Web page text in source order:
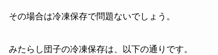
その場合は冷凍保存で問題ないでしょう。
みたらし団子の冷凍保存は、以下の通りです。